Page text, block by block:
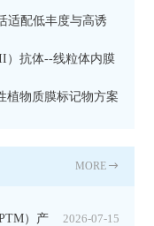
适配低丰度与高诱
）抗体--线粒体内膜
植物质膜标记物方案
MORE
2026-07-15
）产